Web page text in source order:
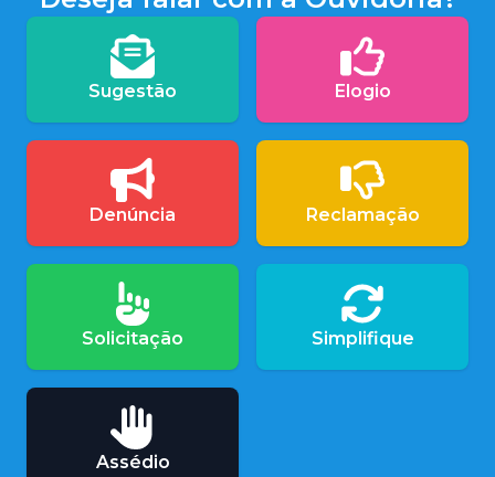
Sugestão Elogio
Denúncia Reclamação
Solicitação Simplifique
Assédio